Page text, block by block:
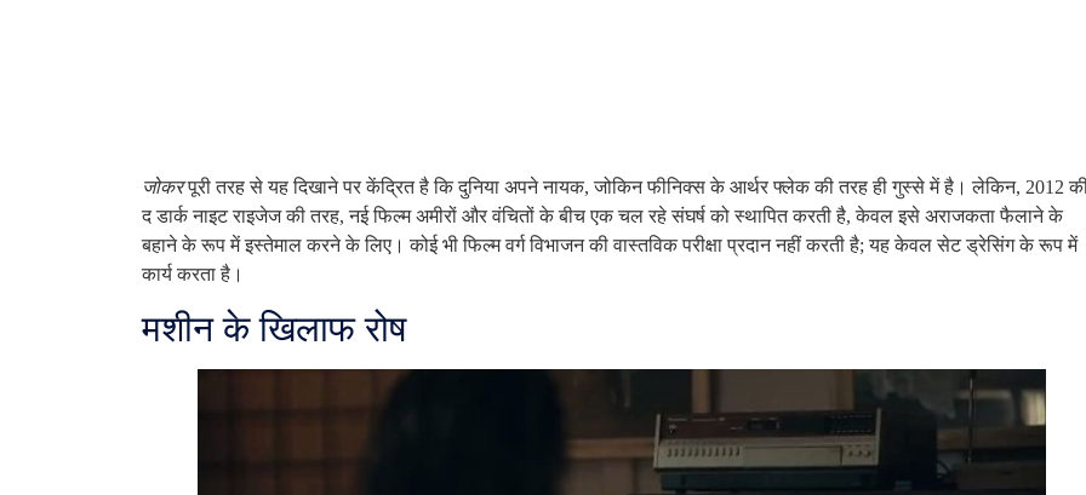
जोकरपूरी तरह से यह दिखाने पर केंद्रित है कि दुनिया अपने नायक, जोकिन फीनिक्स के आर्थर फ्लेक की तरह ही गुस्से में है। लेकिन, 2012
द डार्क नाइट राइजेज की तरह, नई फिल्म अमीरों और वंचितों के बीच एक चल रहे संघर्ष को स्थापित करती है, केवल इसे अराजकता फैलाने के
बहाने के रूप में इस्तेमाल करने के लिए। कोई भी फिल्म वर्ग विभाजन की वास्तविक परीक्षा प्रदान नहीं करती है; यह केवल सेट ड्रेसिंग के रूप में
कार्य करता है।
मशीन के खिलाफ रोष